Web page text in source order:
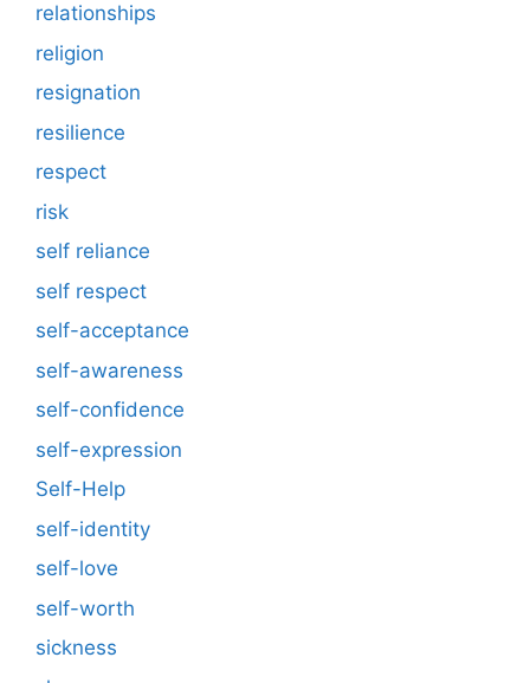
relationships
religion
resignation
resilience
respect
risk
self reliance
self respect
self-acceptance
self-awareness
self-confidence
self-expression
Self-Help
self-identity
self-love
self-worth
sickness